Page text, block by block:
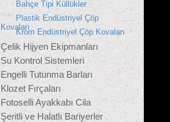
Bahçe Tipi Küllükler
Plastik Endüstriyel Çöp
Kovaları
Krom Endüstriyel Çöp Kovaları
Çelik Hijyen Ekipmanları
Su Kontrol Sistemleri
Engelli Tutunma Barları
Klozet Fırçaları
Fotoselli Ayakkabı Cila
Şeritli ve Halatlı Bariyerler